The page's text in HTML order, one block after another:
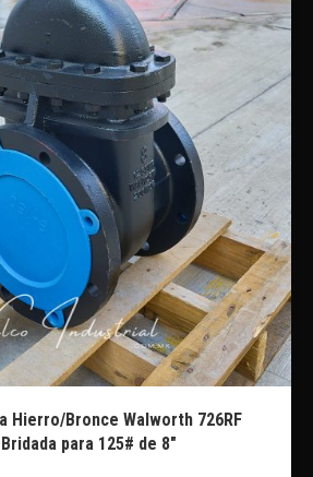
Hierro/Bronce Walworth 726RF
para 125# de 8″